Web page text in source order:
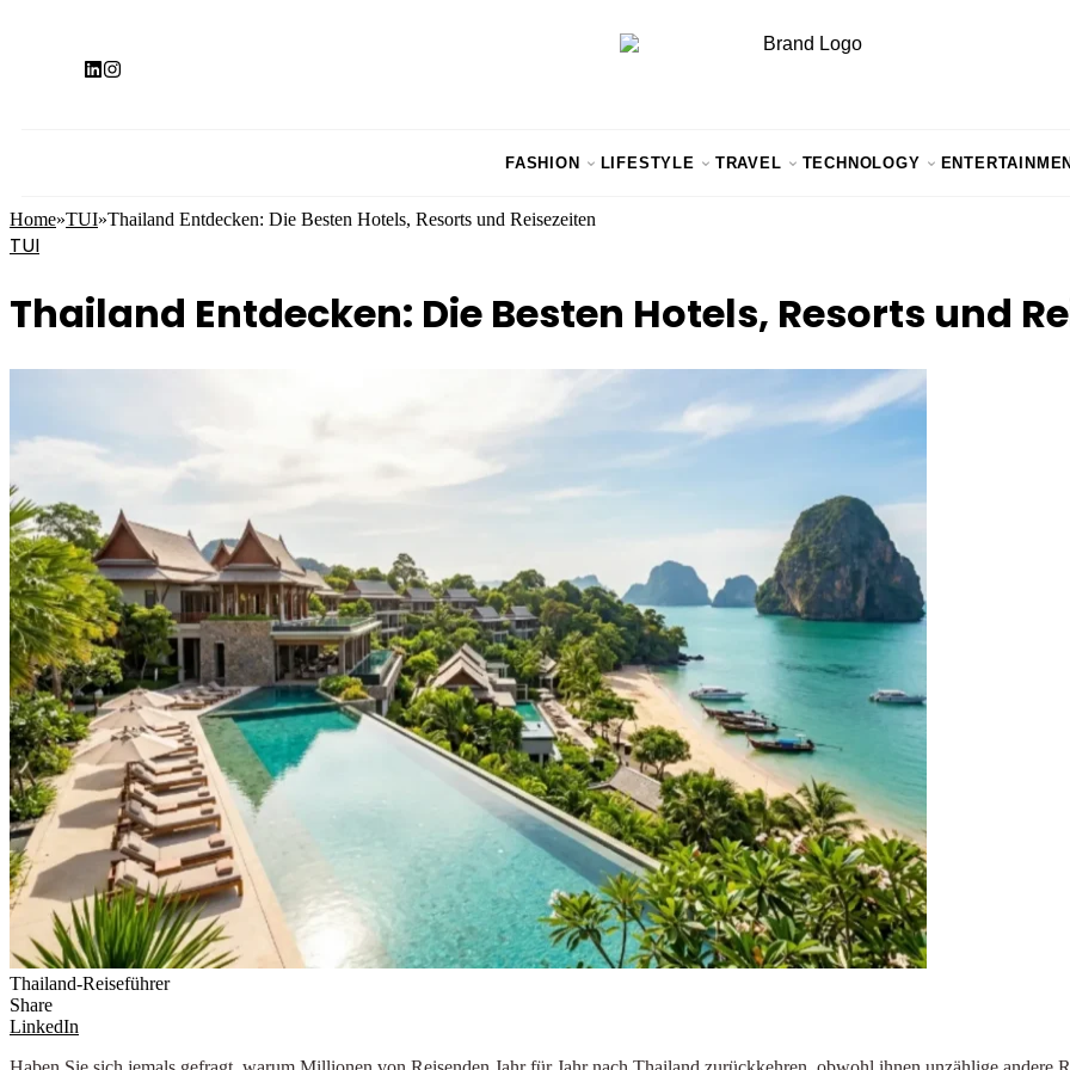
FASHION LIFESTYLE TRAVEL TECHNOLOGY
Home»TUI»Thailand Entdecken: Die Besten Hotels, Resorts und Reisezeiten
TUI
Thailand Entdecken: Die Besten Hotels, Resorts und
Thailand-Reiseführer
Share
LinkedIn